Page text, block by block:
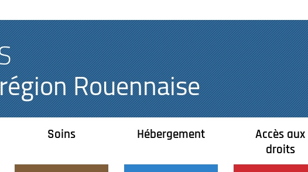
Rouennaise
Soins Hébergement
Accès aux
droits